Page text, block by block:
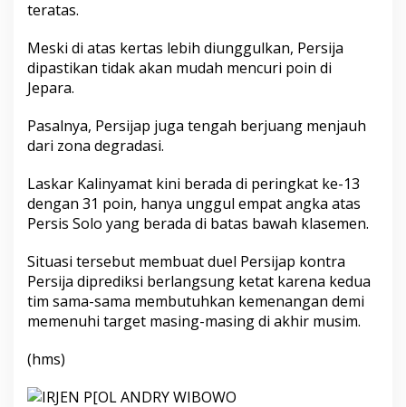
teratas.
Meski di atas kertas lebih diunggulkan, Persija
dipastikan tidak akan mudah mencuri poin di
Jepara.
Pasalnya, Persijap juga tengah berjuang menjauh
dari zona degradasi.
Laskar Kalinyamat kini berada di peringkat ke-13
dengan 31 poin, hanya unggul empat angka atas
Persis Solo yang berada di batas bawah klasemen.
Situasi tersebut membuat duel Persijap kontra
Persija diprediksi berlangsung ketat karena kedua
tim sama-sama membutuhkan kemenangan demi
memenuhi target masing-masing di akhir musim.
​(hms)